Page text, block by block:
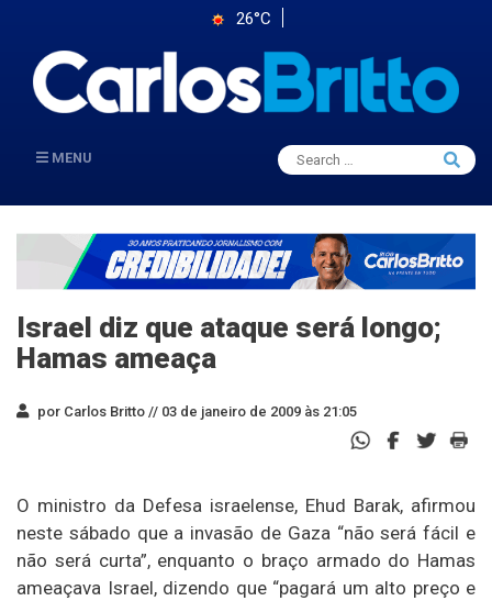
26°C
MENU
Search
for:
Search
Israel diz que ataque será longo;
Hamas ameaça
por Carlos Britto // 03 de janeiro de 2009 às 21:05
O ministro da Defesa israelense, Ehud Barak, afirmou
neste sábado que a invasão de Gaza “não será fácil e
não será curta”, enquanto o braço armado do Hamas
ameaçava Israel, dizendo que “pagará um alto preço e